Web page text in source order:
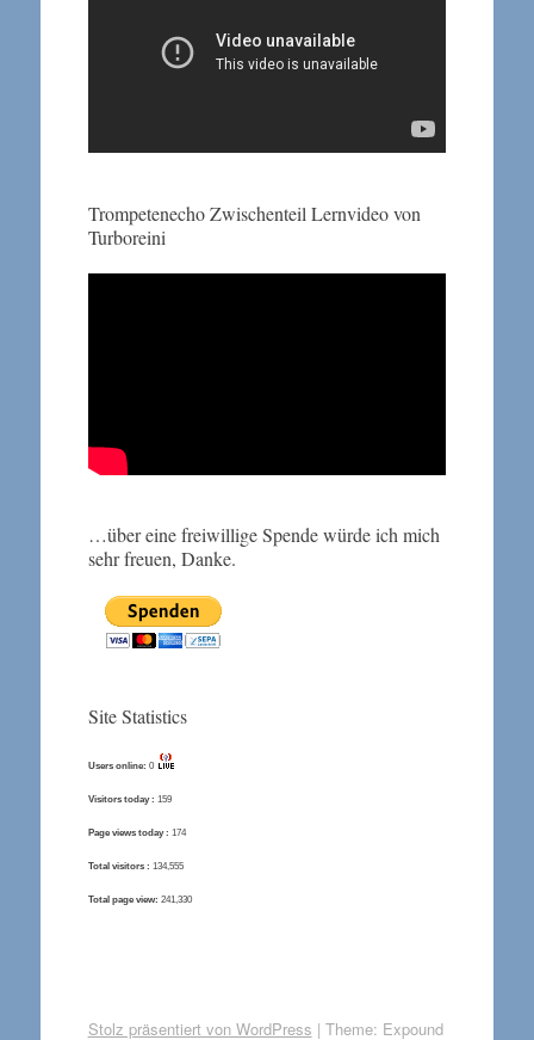
Trompetenecho Zwischenteil Lernvideo von
Turboreini
…über eine freiwillige Spende würde ich mich
sehr freuen, Danke.
Site Statistics
Users online: 0
Visitors today : 159
Page views today : 174
Total visitors : 134,555
Total page view: 241,330
Stolz präsentiert von WordPress | Theme: Expound